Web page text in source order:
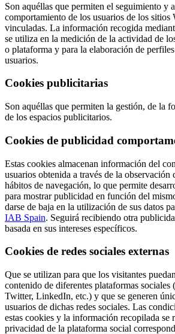
Son aquéllas que permiten el seguimiento y
comportamiento de los usuarios de los sitios
vinculadas. La información recogida
se utiliza en la medición de la actividad de
o plataforma y para la elaboración de
usuarios.
Cookies publicitarias
Son aquéllas que permiten la gestión, de la
de los espacios publicitarios.
Cookies de publicidad
Estas cookies almacenan información del
usuarios obtenida a través de la observación
hábitos de navegación, lo que permite
para mostrar publicidad en función del
darse de baja en la utilización de sus datos
IAB Spain. Seguirá recibiendo otra
basada en sus intereses específicos.
Cookies de redes sociales externas
Que se utilizan para que los visitantes
contenido de diferentes plataformas sociales
Twitter, LinkedIn, etc.) y que se generen
usuarios de dichas redes sociales. Las
estas cookies y la información recopilada se
privacidad de la plataforma social